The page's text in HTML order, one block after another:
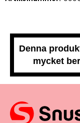
Denna
mycket